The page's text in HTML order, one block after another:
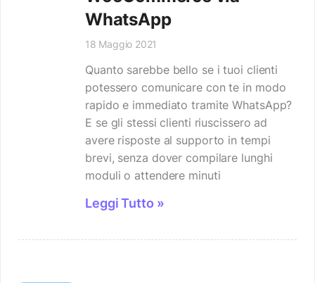
WhatsApp
18 Maggio 2021
Quanto sarebbe bello se i tuoi clienti
potessero comunicare con te in modo
rapido e immediato tramite WhatsApp?
E se gli stessi clienti riuscissero ad
avere risposte al supporto in tempi
brevi, senza dover compilare lunghi
moduli o attendere minuti
Leggi Tutto »